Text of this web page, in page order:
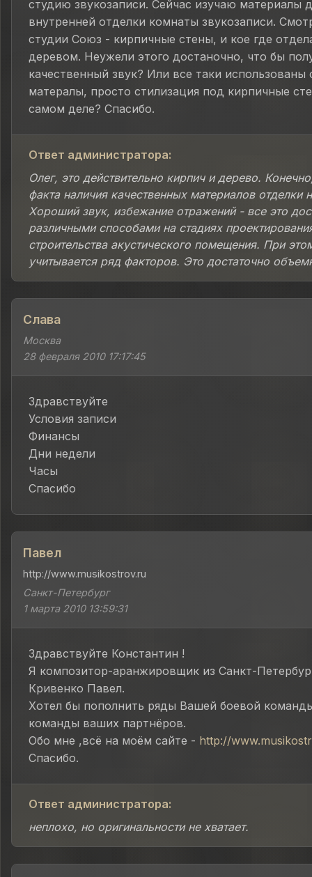
студию звукозаписи. Сейчас изучаю материалы
внутренней отделки комнаты звукозаписи.
студии Союз - кирпичные стены, и кое где
деревом. Неужели этого достаночно, что бы
качественный звук? Или все таки использованы
матералы, просто стилизация под кирпичные
самом деле? Спасибо.
Ответ администратора:
Олег, это действительно кирпич и дерево.
факта наличия качественных материалов отделки
Хороший звук, избежание отражений - все это
различными способами на стадиях
строительства акустического помещения. При
учитывается ряд факторов. Это достаточно
Слава
Москва
28 февраля 2010 17:17:45
Здравствуйте
Условия записи
Финансы
Дни недели
Часы
Спасибо
Павел
http://www.musikostrov.ru
Санкт-Петербург
1 марта 2010 13:59:31
Здравствуйте Константин !
Я композитор-аранжировщик из Санкт-
Кривенко Павел.
Хотел бы пополнить ряды Вашей боевой
команды ваших партнёров.
Обо мне ,всё на моём сайте - http://
Спасибо.
Ответ администратора:
неплохо, но оригинальности не хватает.